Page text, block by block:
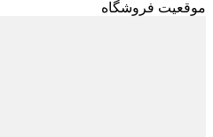
موقعیت فروشگاه